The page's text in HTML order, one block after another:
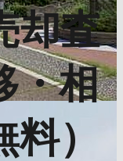
却査
・相
）